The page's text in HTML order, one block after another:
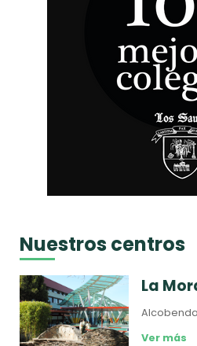
Nuestros centros
La
Ver más